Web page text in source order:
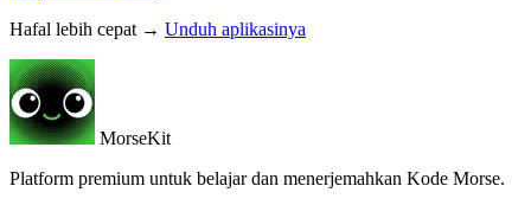
Hafal lebih cepat → Unduh aplikasinya
MorseKit
Platform premium untuk belajar dan menerjemahkan Kode Morse.